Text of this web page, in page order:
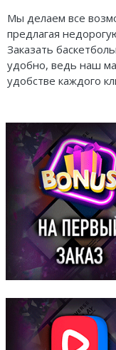
Мы делаем все
предлагая
Заказать
удобно, ведь наш
удобстве каждого